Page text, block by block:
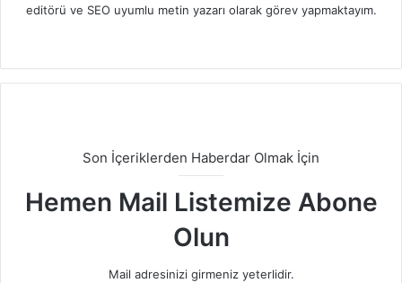
editörü ve SEO uyumlu metin yazarı olarak görev yapmaktayım.
Son İçeriklerden Haberdar Olmak İçin
Hemen Mail Listemize Abone
Olun
Mail adresinizi girmeniz yeterlidir.